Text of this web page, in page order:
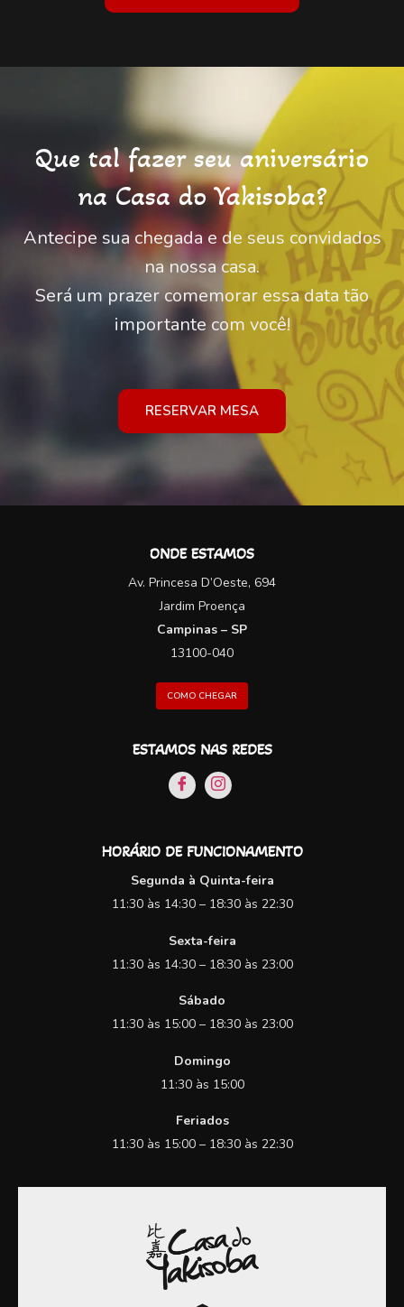
Que tal fazer seu aniversário
na Casa do Yakisoba?
Antecipe sua chegada e de seus convidados
na nossa casa.
Será um prazer comemorar essa data tão
importante com você!
RESERVAR MESA
HORÁRIO DE FUNCIONAMENTO
Segunda à Quinta-feira
11:30 às 14:30 – 18:30 às 22:30
Sexta-feira
11:30 às 14:30 – 18:30 às 23:00
Sábado
11:30 às 15:00 – 18:30 às 23:00
Domingo
11:30 às 15:00
Feriados
11:30 às 15:00 – 18:30 às 22:30
ONDE ESTAMOS
Av. Princesa D’Oeste, 694
Jardim Proença
Campinas – SP
13100-040
COMO CHEGAR
ESTAMOS NAS REDES